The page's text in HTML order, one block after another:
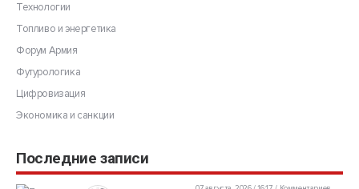
Технологии
Топливо и энергетика
Форум Армия
Футурологика
Цифровизация
Экономика и санкции
Последние записи